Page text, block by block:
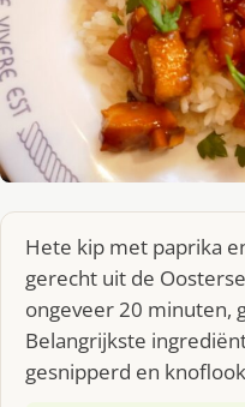
Hete kip met paprika
gerecht uit de
ongeveer 20 minuten,
Belangrijkste
gesnipperd en